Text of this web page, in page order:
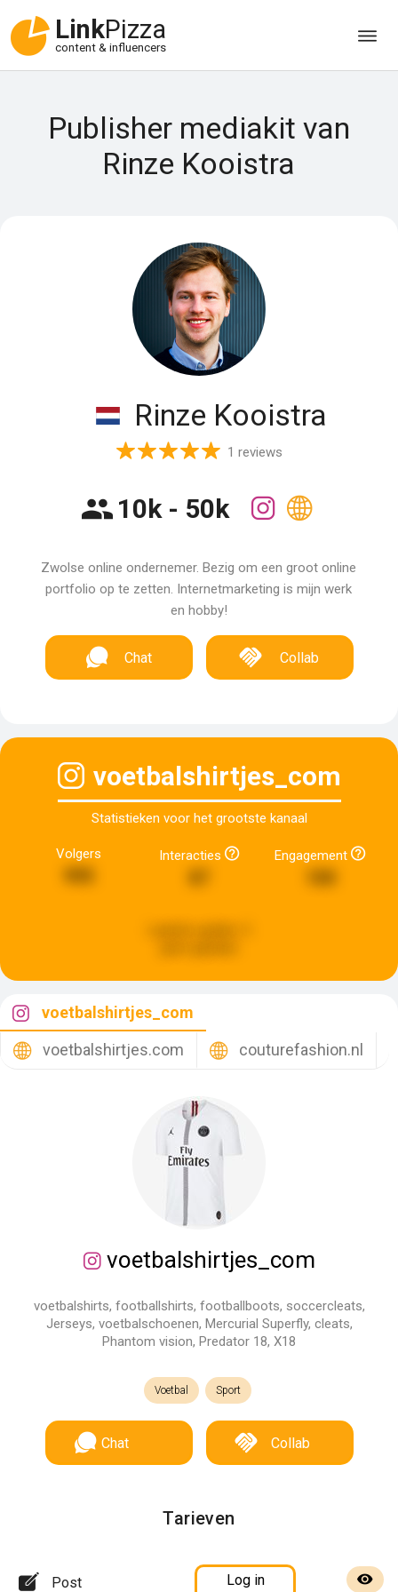
LinkPizza
content & influencers
Publisher mediakit van
Rinze Kooistra
Rinze Kooistra
1 reviews
10k - 50k
Zwolse online ondernemer. Bezig om een groot online
portfolio op te zetten. Internetmarketing is mijn werk
en hobby!
Chat Collab
voetbalshirtjes_com
Statistieken voor het grootste kanaal
Volgers Interacties Engagement
voetbalshirtjes_com
voetbalshirtjes.com
couturefashion.nl
voetbalshirtjes_com
voetbalshirts, footballshirts, footballboots, soccercleats,
Jerseys, voetbalschoenen, Mercurial Superfly, cleats,
Phantom vision, Predator 18, X18
Voetbal Sport
Chat Collab
Tarieven
Post Log in